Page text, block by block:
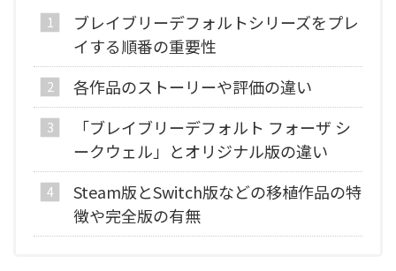
ブレイブリーデフォルトシリーズをプレ
イする順番の重要性
各作品のストーリーや評価の違い
「ブレイブリーデフォルト フォーザ シ
ークウェル」とオリジナル版の違い
Steam版とSwitch版などの移植作品の特
徴や完全版の有無